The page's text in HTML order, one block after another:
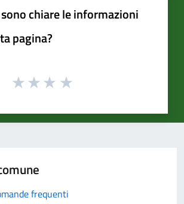
chiare le informazioni
pagina?
frequenti